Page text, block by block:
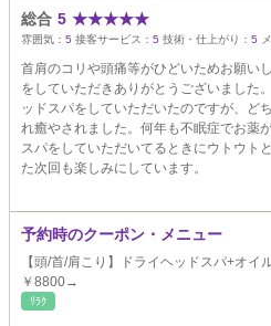
総合 5 ★★★★★
雰囲気： 5 接客サービス： 5 技術・仕上がり： 5
首肩のコリや頭痛等がひどいためお願い
をしていただきありがとうございました
ッドスパをしていただいたのですが、ど
れ癒やされました。何年も不眠症でお薬
スパをしていただいてるときにウトウト
た次回も楽しみにしています。
予約時のクーポン・メニュー
【頭/首/肩こり】ドライヘッドスパ+オイ
￥8800→
ﾘﾗｸ